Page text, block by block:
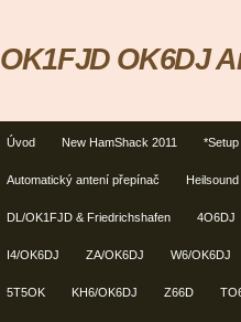
Úvod New HamShack 2011
Automatický antení přepínač Heilsound
DL/OK1FJD & Friedrichshafen 4O6DJ
I4/OK6DJ ZA/OK6DJ W6/OK6DJ
5T5OK KH6/OK6DJ Z66D
OK1FJD OK6DJ